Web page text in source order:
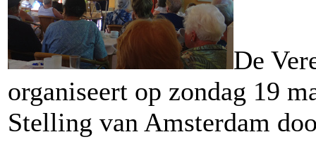
De
organiseert op zondag 19
Stelling van Amsterdam